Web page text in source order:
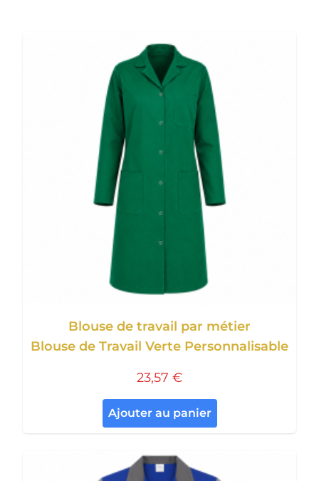
Blouse de travail par métier
Blouse de Travail Verte Personnalisable
23,57 €
Ajouter au panier